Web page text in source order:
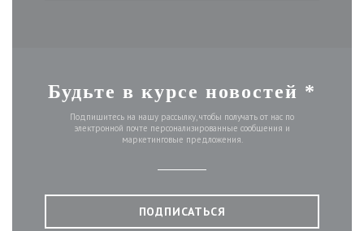
Будьте в курсе новостей *
Подпишитесь на нашу рассылку, чтобы получать от нас по
электронной почте персонализированные сообщения и
маркетинговые предложения.
ПОДПИСАТЬСЯ